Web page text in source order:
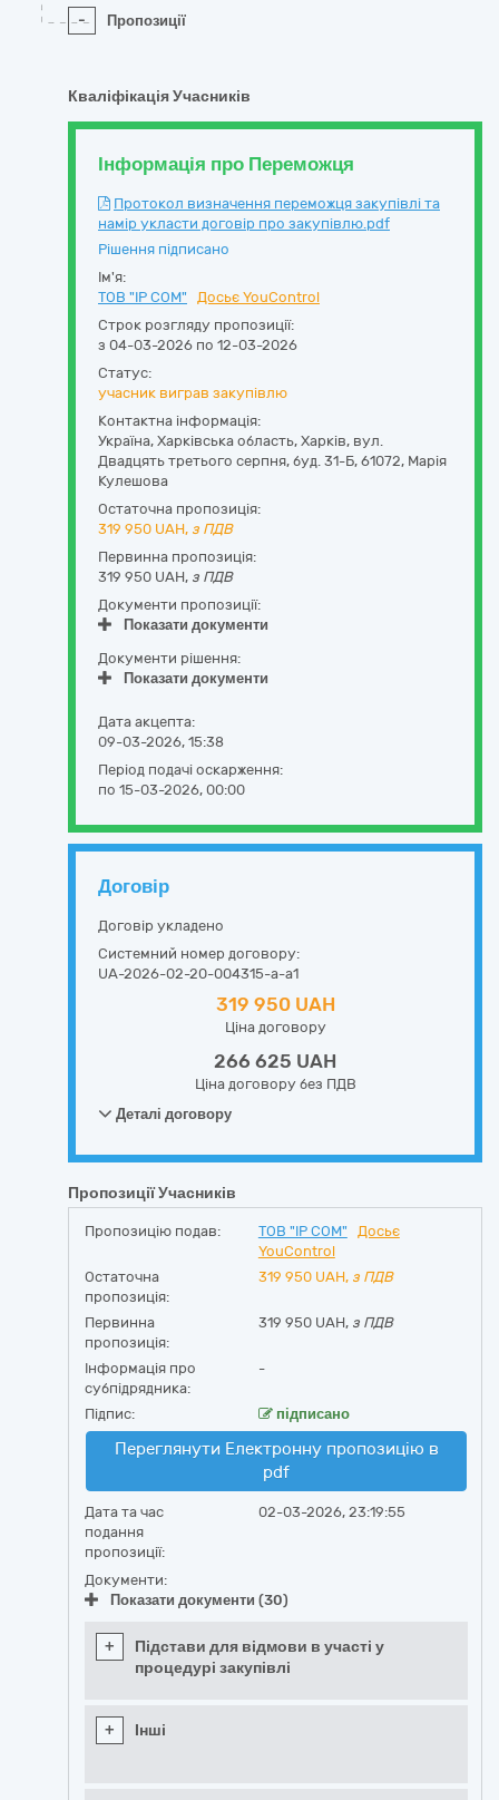
- Пропозиції
Кваліфікація Учасників
Інформація про Переможця
Протокол визначення переможця закупівлі та
намір укласти договір про закупівлю.pdf
Рішення підписано
Ім'я:
ТОВ "IP COM"
Досьє YouControl
Строк розгляду пропозиції:
з 04-03-2026 по 12-03-2026
Статус:
учасник виграв закупівлю
Контактна інформація:
Україна, Харківська область, Харків, вул.
Двадцять третього серпня, буд. 31-Б, 61072, Марія
Кулешова
Остаточна пропозиція:
319 950 UAH, з ПДВ
Первинна пропозиція:
319 950 UAH, з ПДВ
Документи пропозиції:
Показати документи
Документи рішення:
Показати документи
Дата акцепта:
09-03-2026, 15:38
Період подачі оскарження:
по 15-03-2026, 00:00
Договір
Договір укладено
Системний номер договору:
UA-2026-02-20-004315-a-a1
319 950 UAH
Ціна договору
266 625 UAH
Ціна договору без ПДВ
Деталі договору
Пропозиції Учасників
Пропозицію подав: ТОВ "IP COM"
Досьє
YouControl
Остаточна
пропозиція:
319 950 UAH, з ПДВ
Первинна
пропозиція:
319 950 UAH, з ПДВ
Інформація про
субпідрядника:
-
Підпис: підписано
Переглянути Електронну пропозицію в
pdf
Дата та час
подання
пропозиції:
02-03-2026, 23:19:55
Документи:
Показати документи (30)
+
Підстави для відмови в участі у
процедурі закупівлі
+ Інші